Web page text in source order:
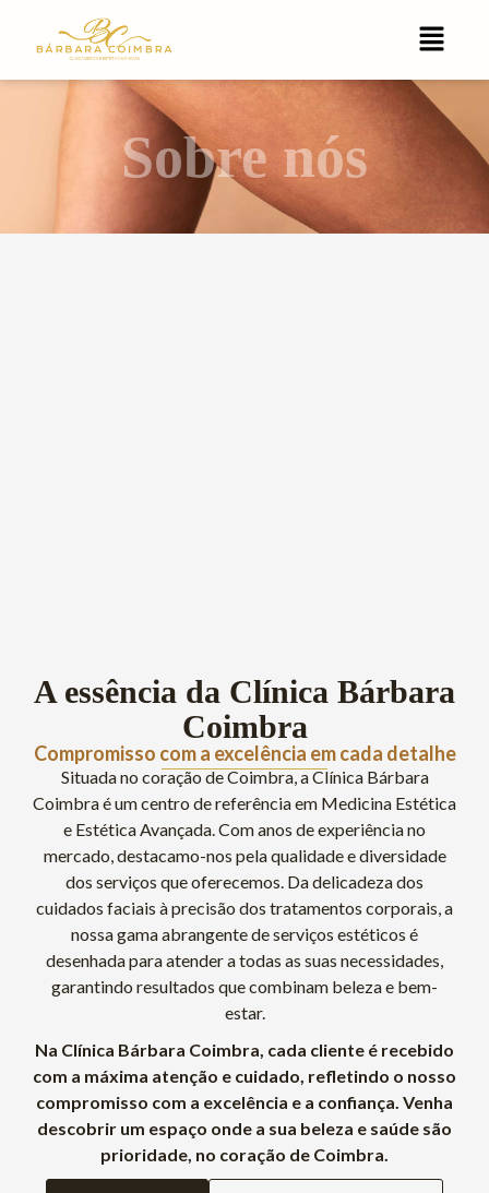
Sobre nós
A essência da Clínica Bárbara
Coimbra
Compromisso com a excelência em cada detalhe
Situada no coração de Coimbra, a Clínica Bárbara
Coimbra é um centro de referência em Medicina Estética
e Estética Avançada. Com anos de experiência no
mercado, destacamo-nos pela qualidade e diversidade
dos serviços que oferecemos. Da delicadeza dos
cuidados faciais à precisão dos tratamentos corporais, a
nossa gama abrangente de serviços estéticos é
desenhada para atender a todas as suas necessidades,
garantindo resultados que combinam beleza e bem-
estar.
Na Clínica Bárbara Coimbra, cada cliente é recebido
com a máxima atenção e cuidado, refletindo o nosso
compromisso com a excelência e a confiança. Venha
descobrir um espaço onde a sua beleza e saúde são
prioridade, no coração de Coimbra.